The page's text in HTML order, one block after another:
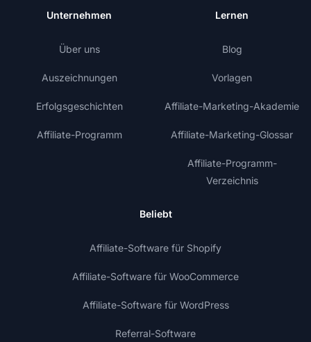
Unternehmen
Über uns
Auszeichnungen
Erfolgsgeschichten
Affiliate-Programm
Lernen
Blog
Vorlagen
Affiliate-Marketing-Akademie
Affiliate-Marketing-Glossar
Affiliate-Programm-
Verzeichnis
Beliebt
Affiliate-Software für Shopify
Affiliate-Software für WooCommerce
Affiliate-Software für WordPress
Referral-Software